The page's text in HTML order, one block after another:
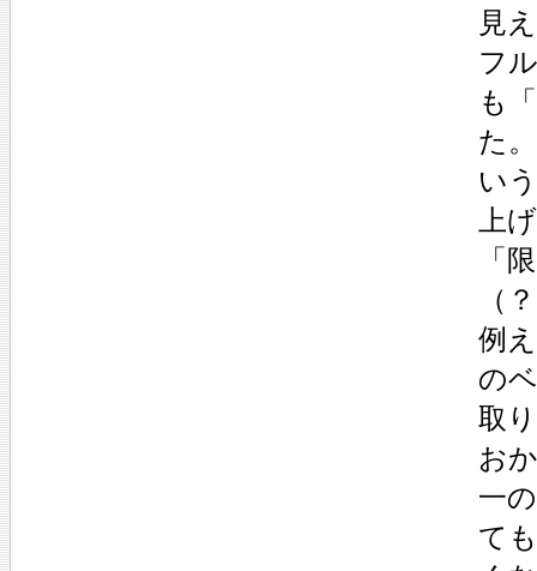
見
フ
も
た
い
上
「
（
例
の
取
お
一
て